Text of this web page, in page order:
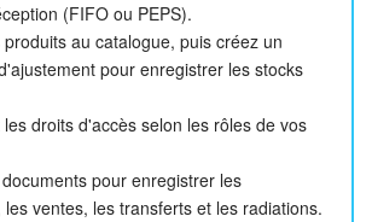
(FIFO ou PEPS).
au catalogue, puis créez un
pour enregistrer les stocks
droits d'accès selon les rôles de vos
pour enregistrer les
les ventes, les transferts et les radiations.